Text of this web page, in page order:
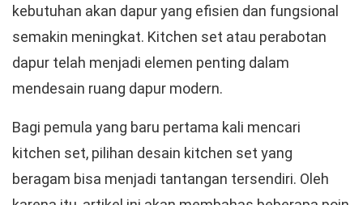
kebutuhan akan dapur yang efisien dan fungsional
semakin meningkat. Kitchen set atau perabotan
dapur telah menjadi elemen penting dalam
mendesain ruang dapur modern.
Bagi pemula yang baru pertama kali mencari
kitchen set, pilihan desain kitchen set yang
beragam bisa menjadi tantangan tersendiri. Oleh